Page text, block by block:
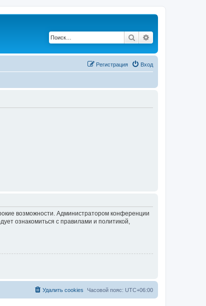
Поиск
Вход
Регистрация
возможности. Администратором конференции
ознакомиться с правилами и политикой,
Часовой пояс: UTC+06:00
Удалить cookies